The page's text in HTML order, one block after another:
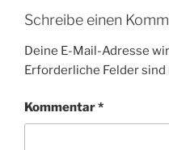
Schreibe einen
Deine E-Mail-Adresse
Erforderliche Felder
Kommentar*